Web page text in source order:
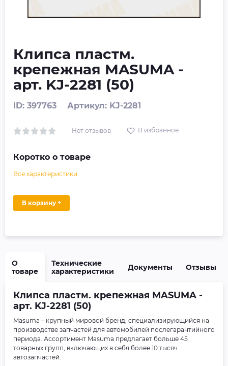
Клипса пластм.
крепежная MASUMA -
арт. KJ-2281 (50)
ID: 397763 Артикул: KJ-2281
Нет отзывов В избранное
Коротко о товаре
Все характеристики
В корзину +
О
товаре
Технические
характеристики
Документы Отзывы
Клипса пластм. крепежная MASUMA -
арт. KJ-2281 (50)
Masuma – крупный мировой бренд, специализирующийся на
производстве запчастей для автомобилей послегарантийного
периода. Ассортимент Masuma предлагает больше 45
товарных групп, включающих в себя более 10 тысяч
автозапчастей.